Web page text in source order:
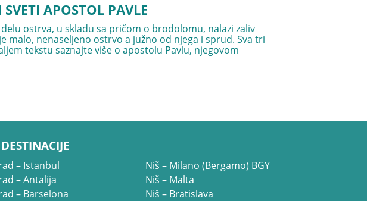
APOSTOL PAVLE
ostrva, u skladu sa pričom o brodolomu, nalazi zaliv
malo, nenaseljeno ostrvo a južno od njega i sprud. Sva tri
tekstu saznajte više o apostolu Pavlu, njegovom
– Istanbul
– Antalija
– Barselona
Niš – Milano (Bergamo) BGY
Niš – Malta
Niš – Bratislava